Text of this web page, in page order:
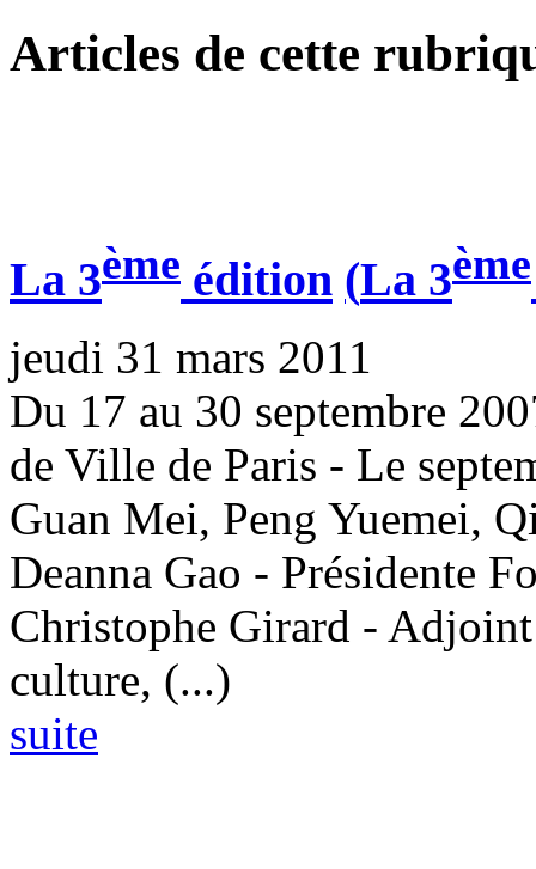
Articles de cette
La 3ème édition (La 3ème
jeudi 31 mars 2011
Du 17 au 30 septembre
de Ville de Paris - Le
Guan Mei, Peng Yuemei,
Deanna Gao - Présidente
Christophe Girard -
culture, (...)
suite